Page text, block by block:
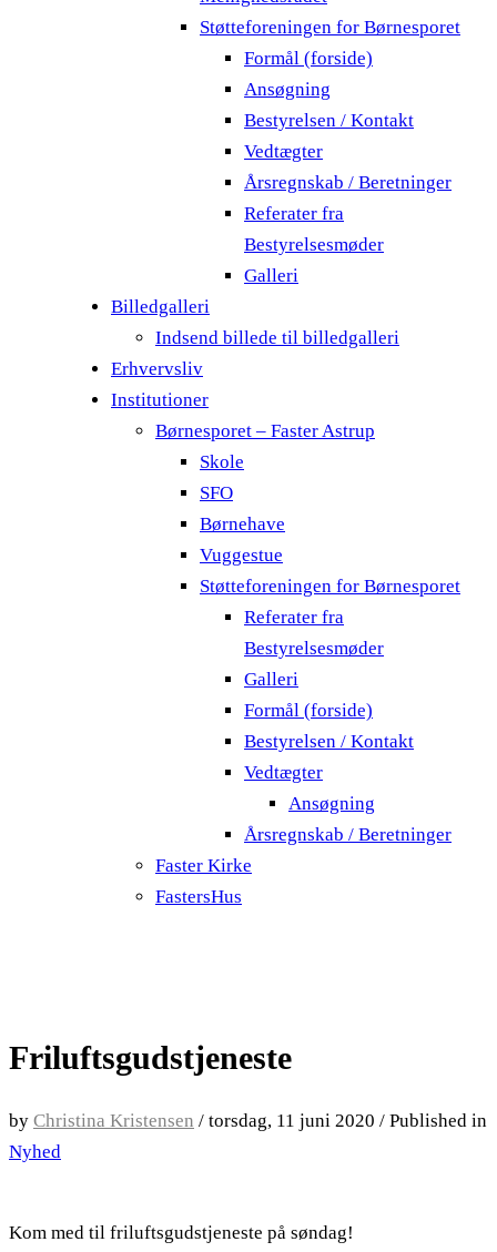
Støtteforeningen for Børnesporet
Formål (forside)
Ansøgning
Bestyrelsen / Kontakt
Vedtægter
Årsregnskab / Beretninger
Referater fra
Bestyrelsesmøder
Galleri
Billedgalleri
Indsend billede til billedgalleri
Erhvervsliv
Institutioner
Børnesporet – Faster Astrup
Skole
SFO
Børnehave
Vuggestue
Støtteforeningen for Børnesporet
Referater fra
Bestyrelsesmøder
Galleri
Formål (forside)
Bestyrelsen / Kontakt
Vedtægter
Ansøgning
Årsregnskab / Beretninger
Faster Kirke
FastersHus
Friluftsgudstjeneste
by Christina Kristensen / torsdag, 11 juni 2020 / Published in
Nyhed
Kom med til friluftsgudstjeneste på søndag!